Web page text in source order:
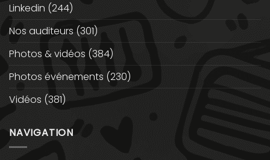
Linkedin (244)
Nos auditeurs (301)
Photos & vidéos (384)
Photos événements (230)
Vidéos (381)
NAVIGATION